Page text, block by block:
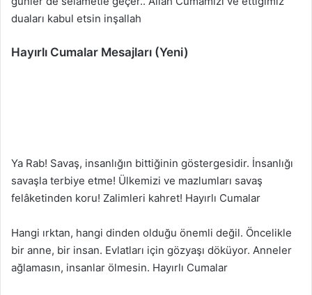
duaları kabul etsin inşallah
Hayırlı Cumalar Mesajları (Yeni)
Ya Rab! Savaş, insanlığın bittiğinin göstergesidir. İnsanlığı
savaşla terbiye etme! Ülkemizi ve mazlumları savaş
felâketinden koru! Zalimleri kahret! Hayırlı Cumalar
Hangi ırktan, hangi dinden olduğu önemli değil. Öncelikle
bir anne, bir insan. Evlatları için gözyaşı döküyor. Anneler
ağlamasın, insanlar ölmesin. Hayırlı Cumalar